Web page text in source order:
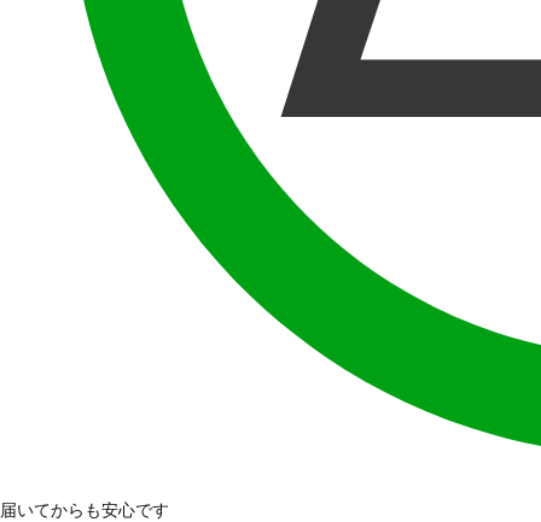
届いてからも安心です